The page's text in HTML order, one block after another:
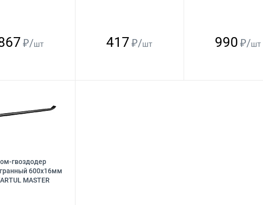
₽/шт 417 ₽/шт 990 ₽/шт
гвоздодер
600х16мм
MASTER